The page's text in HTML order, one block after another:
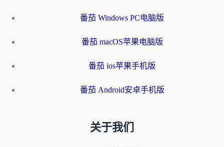
番茄 Windows PC电脑版
番茄 macOS苹果电脑版
番茄 ios苹果手机版
番茄 Android安卓手机版
关于我们